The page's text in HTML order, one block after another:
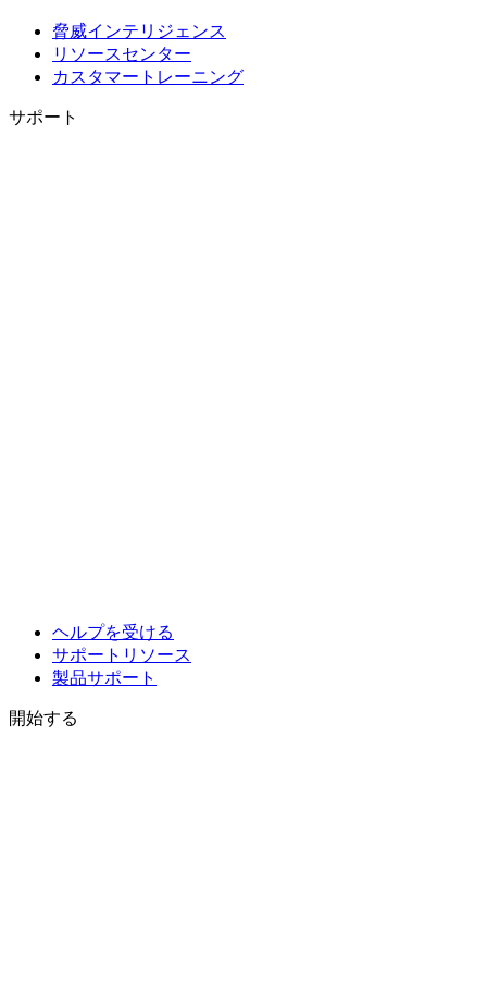
脅威インテリジェンス
リソースセンター
カスタマートレーニング
サポート
ヘルプを受ける
サポートリソース
製品サポート
開始する